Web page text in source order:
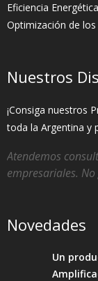
Eficiencia
Optimización de
Nuestros
¡Consiga nuestros
toda la Argentina y
Atendemos
empresariales.
Novedades
Un